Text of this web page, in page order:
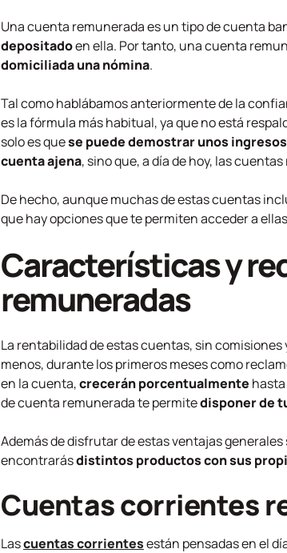
Una cuenta remunerada es un tipo de cuenta
depositadoen ella. Por tanto, una cuenta
domiciliada una nómina.
Tal como hablábamos anteriormente de la
es la fórmula más habitual, ya que no está
solo es quese puede demostrar unos
cuenta ajena, sino que, a día de hoy, las
De hecho, aunque muchas de estas cuentas
que hay opciones que te permiten acceder a
Características y
remuneradas
La rentabilidad de estas cuentas, sin comisiones
menos, durante los primeros meses como
en la cuenta,crecerán porcentualmente
de cuenta remunerada te permitedisponer de
Además de disfrutar de estas ventajas
encontrarásdistintos productos con sus
Cuentas corrientes
Lascuentas corrientesestán pensadas en el